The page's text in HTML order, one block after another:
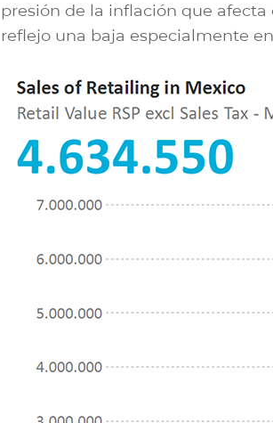
presión de la inflación que
reflejo una baja especialmente